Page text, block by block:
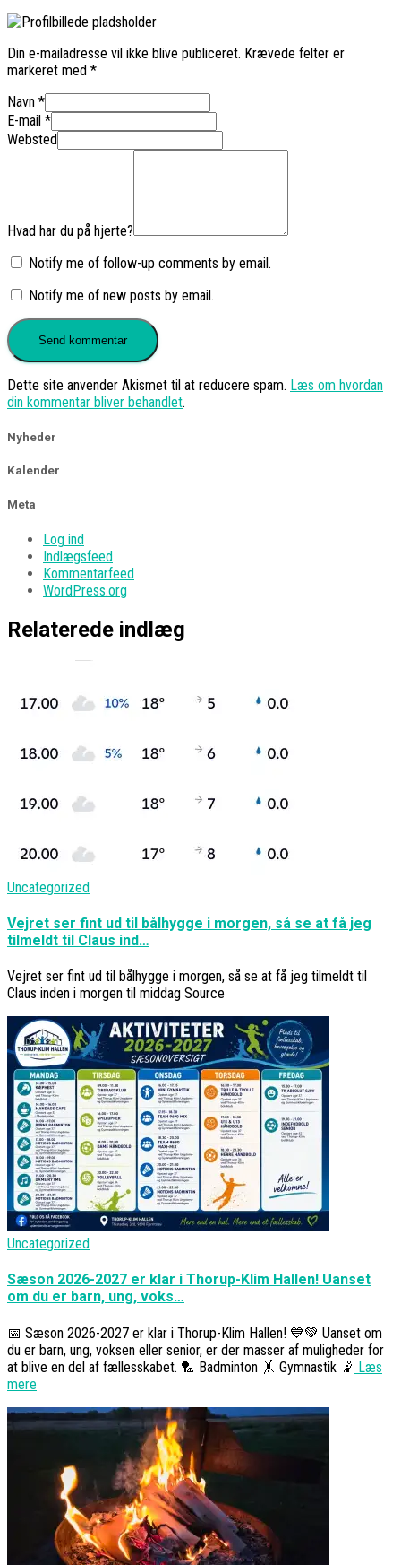
Din e-mailadresse vil ikke blive publiceret. Krævede felter er
markeret med *
Navn *
E-mail *
Websted
Hvad har du på hjerte?
Notify me of follow-up comments by email.
Notify me of new posts by email.
Dette site anvender Akismet til at reducere spam. Læs om hvordan
din kommentar bliver behandlet.
Nyheder
Kalender
Meta
Log ind
Indlægsfeed
Kommentarfeed
WordPress.org
Relaterede indlæg
Uncategorized
Vejret ser fint ud til bålhygge i morgen, så se at få jeg
tilmeldt til Claus ind…
Vejret ser fint ud til bålhygge i morgen, så se at få jeg tilmeldt til
Claus inden i morgen til middag Source
Uncategorized
Sæson 2026-2027 er klar i Thorup-Klim Hallen! Uanset
om du er barn, ung, voks…
📅 Sæson 2026-2027 er klar i Thorup-Klim Hallen! 💙💚 Uanset om
du er barn, ung, voksen eller senior, er der masser af muligheder for
at blive en del af fællesskabet. 🏸 Badminton 🤸 Gymnastik 🤾 Læs
mere